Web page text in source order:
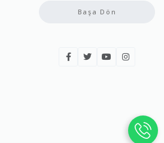
Başa Dön